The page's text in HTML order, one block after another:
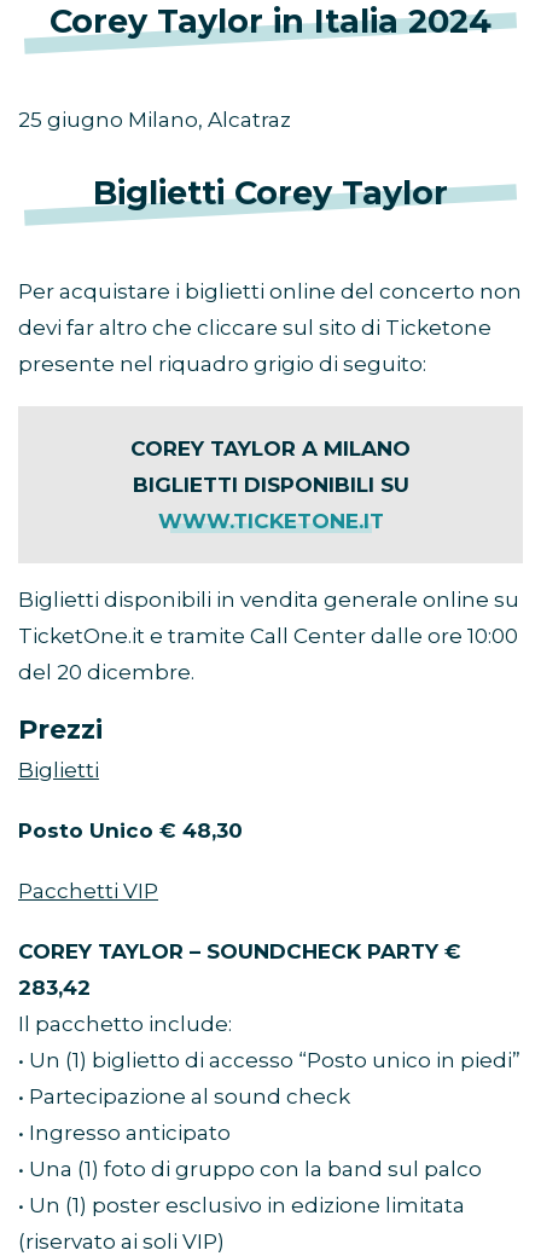
Corey Taylor in Italia 2024
25 giugno Milano, Alcatraz
Biglietti Corey Taylor
Per acquistare i biglietti online del concerto non
devi far altro che cliccare sul sito di Ticketone
presente nel riquadro grigio di seguito:
COREY TAYLOR A MILANO
BIGLIETTI DISPONIBILI SU
WWW.TICKETONE.IT
Biglietti disponibili in vendita generale online su
TicketOne.it e tramite Call Center dalle ore 10:00
del 20 dicembre.
Prezzi
Biglietti
Posto Unico € 48,30
Pacchetti VIP
COREY TAYLOR – SOUNDCHECK PARTY €
283,42
Il pacchetto include:
• Un (1) biglietto di accesso “Posto unico in piedi”
• Partecipazione al sound check
• Ingresso anticipato
• Una (1) foto di gruppo con la band sul palco
• Un (1) poster esclusivo in edizione limitata
(riservato ai soli VIP)